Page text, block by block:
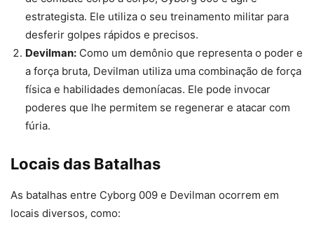
estrategista. Ele utiliza o seu treinamento militar para
desferir golpes rápidos e precisos.
Devilman: Como um demônio que representa o poder e
a força bruta, Devilman utiliza uma combinação de força
física e habilidades demoníacas. Ele pode invocar
poderes que lhe permitem se regenerar e atacar com
fúria.
Locais das Batalhas
As batalhas entre Cyborg 009 e Devilman ocorrem em
locais diversos, como: